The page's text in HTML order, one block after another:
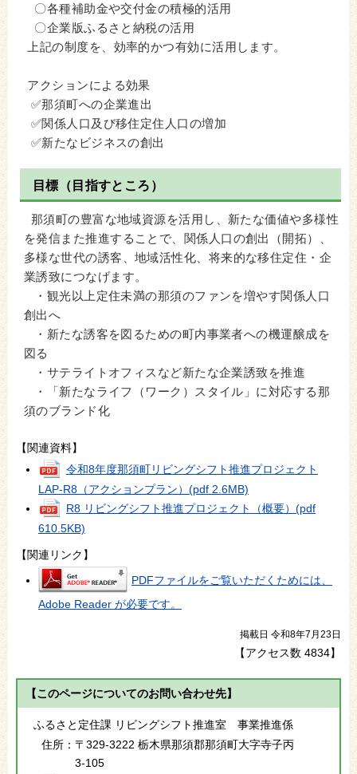
〇各種補助金や交付金の積極的活用
〇企業版ふるさと納税の活用
上記の制度を、効率的かつ有効に活用します。
アクションによる効果
✅那須町への企業進出
✅関係人口及び移住定住人口の増加
✅新たなビジネスの創出
目標（目指すところ）
那須町の豊富な地域資源を活用し、新たな価値や多様性
を発信また推進することで、関係人口の創出（開拓）、
多様な世代の誘客、地域活性化、将来的な移住定住・企
業誘致につなげます。
・観光以上定住未満の那須のファンを増やす関係人口
創出へ
・新たな誘客を図るための町内事業者への機運醸成を
図る
・サテライトオフィスなど新たな企業誘致を推進
・「新たなライフ（ワーク）スタイル」に対応する那
須のブランド化
【関連資料】
令和8年度那須町リビングシフト推進プロジェクト
LAP-R8（アクションプラン） (pdf 2.6MB)
R8 リビングシフト推進プロジェクト（概要） (pdf
610.5KB)
【関連リンク】
PDFファイルをご覧いただくためには、
Adobe Reader が必要です。
掲載日 令和8年7月23日
【アクセス数 4834】
【このページについてのお問い合わせ先】
ふるさと定住課 リビングシフト推進室 事業推進係
住所： 〒329-3222 栃木県那須郡那須町大字寺子丙
3-105